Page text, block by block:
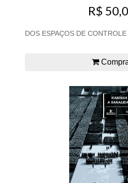
R$
DOS ESPAÇOS DE CONTROLE